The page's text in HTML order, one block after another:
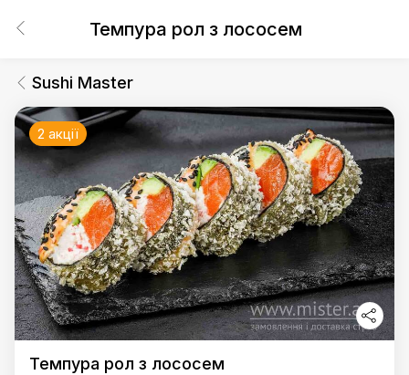
Темпура рол з лососем
Sushi Master
2 акції
Темпура рол з лососем